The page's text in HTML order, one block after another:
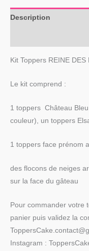
Description
Kit Toppers REINE
Le kit comprend :
1 toppers Château
couleur), un toppers
1 toppers face prénom
des flocons de neiges
sur la face du gâteau
Pour commander votre
panier puis validez la
Instagram :